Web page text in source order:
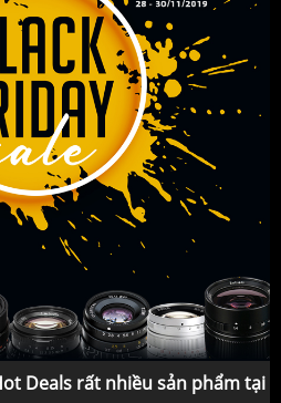
Deals rất nhiều sản phẩm tại